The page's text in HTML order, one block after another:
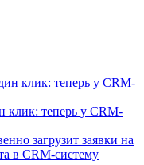
клик: теперь у CRM-